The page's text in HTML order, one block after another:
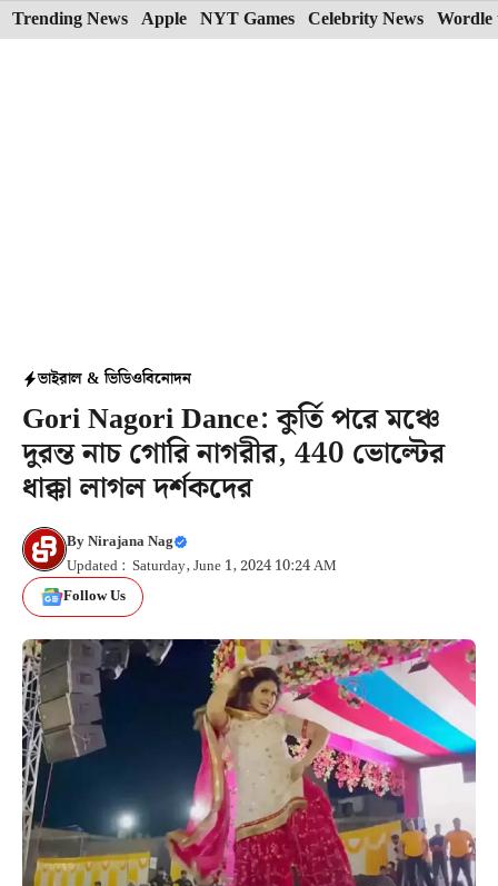
Skip
to
Trending News Apple NYT Games Celebrity News Wordle
ভাইরাল & ভিডিওবিনোদন
Gori Nagori Dance: কুর্তি পরে মঞ্চে
দুরন্ত নাচ গোরি নাগরীর, 440 ভোল্টের
ধাক্কা লাগল দর্শকদের
ByNirajana Nag
Updated : Saturday, June 1, 2024 10:24 AM
Follow Us